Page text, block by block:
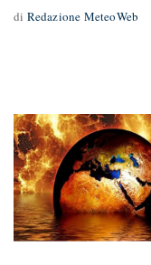
di Redazione MeteoWeb